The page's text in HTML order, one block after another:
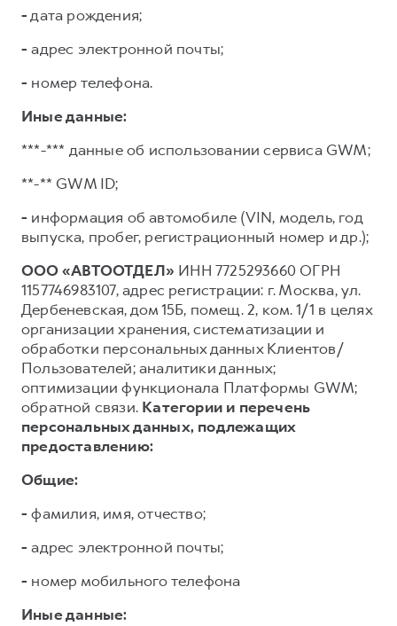
-дата рождения;
- адрес электронной почты;
- номер телефона.
Иные данные:
***-*** данные об использовании сервиса GWM;
**-** GWM ID;
- информация об автомобиле (VIN, модель, год
выпуска, пробег, регистрационный номер и др.);
ООО «АВТООТДЕЛ» ИНН 7725293660 ОГРН
1157746983107, адрес регистрации: г. Москва, ул.
Дербеневская, дом 15Б, помещ. 2, ком. 1/1 в целях
организации хранения, систематизации и
обработки персональных данных Клиентов/
Пользователей; аналитики данных;
оптимизации функционала Платформы GWM;
обратной связи. Категории и перечень
персональных данных, подлежащих
предоставлению:
Общие:
- фамилия, имя, отчество;
- адрес электронной почты;
- номер мобильного телефона
Иные данные: